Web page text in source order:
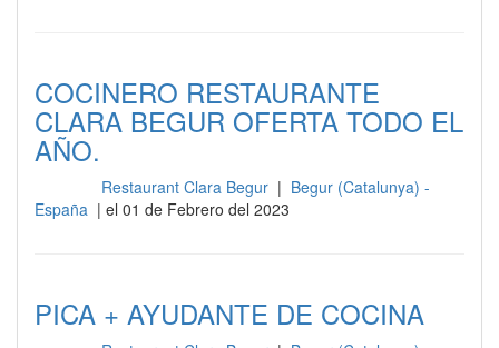
COCINERO RESTAURANTE
CLARA BEGUR OFERTA TODO EL
AÑO.
Restaurant Clara Begur | Begur (Catalunya) -
España | el 01 de Febrero del 2023
PICA + AYUDANTE DE COCINA